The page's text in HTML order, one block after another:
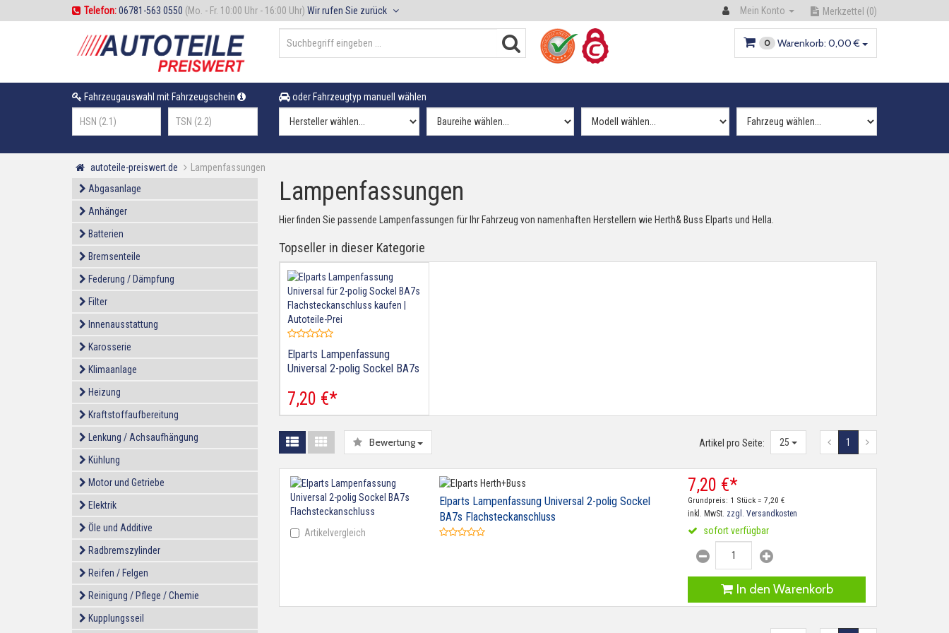
Telefon:06781-563 0550 (Mo. - Fr. 10:00 Uhr - 16:00 Uhr) Wir rufen Sie zurück Mein Konto Merkzettel (0)
0 Warenkorb: 0,00 €
Fahrzeugauswahl mit Fahrzeugschein oder Fahrzeugtyp manuell wählen
autoteile-preiswert.de
Lampenfassungen
Abgasanlage
Anhänger
Batterien
Bremsenteile
Federung / Dämpfung
Filter
Innenausstattung
Karosserie
Klimaanlage
Heizung
Kraftstoffaufbereitung
Lenkung / Achsaufhängung
Kühlung
Motor und Getriebe
Elektrik
Öle und Additive
Radbremszylinder
Reifen / Felgen
Reinigung / Pflege / Chemie
Kupplungsseil
Lampenfassungen
Hier finden Sie passende Lampenfassungen für Ihr Fahrzeug von namenhaften Herstellern wie Herth& Buss Elparts und Hella.
Topseller in dieser Kategorie
Elparts Lampenfassung
Universal 2-polig Sockel BA7s
7,20 €*
Bewertung 1
Artikel pro Seite: 25
Artikelvergleich
Elparts Lampenfassung Universal 2-polig Sockel
BA7s Flachsteckanschluss
7,20 €*
Grundpreis: 1 Stück =7,20 €
inkl. MwSt. zzgl. Versandkosten
sofort verfügbar
In den Warenkorb